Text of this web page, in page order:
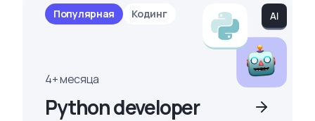
Популярная Кодинг
4+ месяца
Python developer